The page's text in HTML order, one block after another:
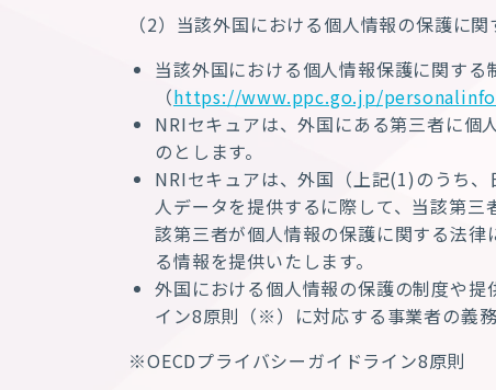
（2）当該外国における個人情報の保護に関
当該外国における個人情報保護に関す
（https://www.ppc.go.jp/
NRIセキュアは、外国にある第三者に個
のとします。
NRIセキュアは、外国（上記(1) のうち
人データを提供するに際して、当該第
該第三者が個人情報の保護に関する法
る情報を提供いたします。
外国における個人情報の保護の制度や提
イン8原則（※）に対応する事業者の義
※OECDプライバシーガイドライン8原則